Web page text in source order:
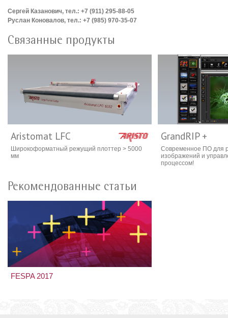
Сергей Казанович, тел.: +7 (911) 295-88-05
Руслан Коновалов, тел.: +7 (985) 970-35-07
Связанные продукты
Aristomat LFC
Широкоформатный режущий плоттер > 5000
мм
GrandRIP +
Современное ПО для
изображений и
процессом!
Рекомендованные статьи
FESPA 2017